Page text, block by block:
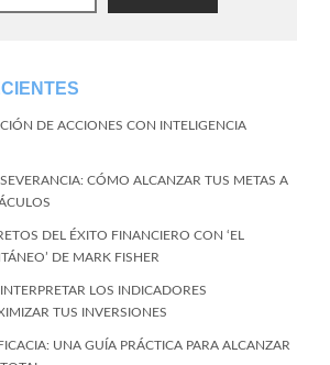
DE ACCIONES CON INTELIGENCIA
CÓMO ALCANZAR TUS METAS A
DEL ÉXITO FINANCIERO CON ‘EL
DE MARK FISHER
LOS INDICADORES
TUS INVERSIONES
UNA GUÍA PRÁCTICA PARA ALCANZAR